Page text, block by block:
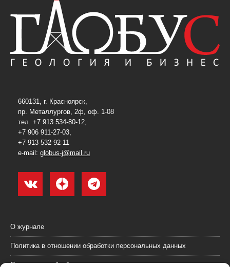
660131, г. Красноярск,
пр. Металлургов, 2ф, оф. 1-08
тел. +7 913 534-80-12,
+7 906 911-27-03,
+7 913 532-92-11
e-mail: globus-j@mail.ru
О журнале
Политика в отношении обработки персональных данных
Согласие на обработку персональных данных